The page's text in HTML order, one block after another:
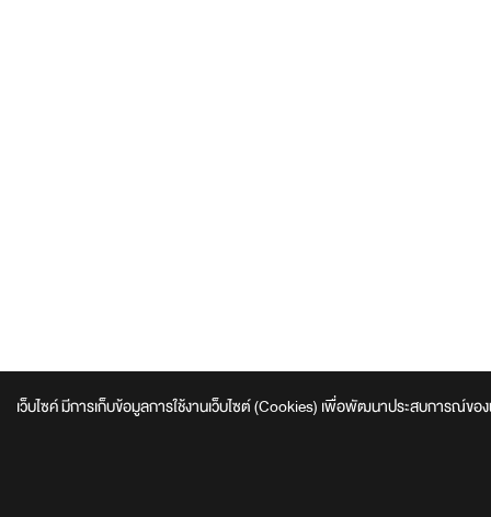
เว็บไซค์ มีการเก็บข้อมูลการใช้งานเว็บไซต์ (Cookies) เพื่อพัฒนาประสบการณ์ข